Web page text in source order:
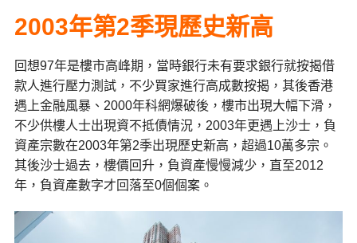
2003年第2季現歷史新高
回想97年是樓市高峰期，當時銀行未有要求銀行就按揭借
款人進行壓力測試，不少買家進行高成數按揭，其後香港
遇上金融風暴、2000年科網爆破後，樓市出現大幅下滑，
不少供樓人士出現資不抵債情況，2003年更遇上沙士，負
資產宗數在2003年第2季出現歷史新高，超過10萬多宗。
其後沙士過去，樓價回升，負資產慢慢減少，直至2012
年，負資產數字才回落至0個個案。